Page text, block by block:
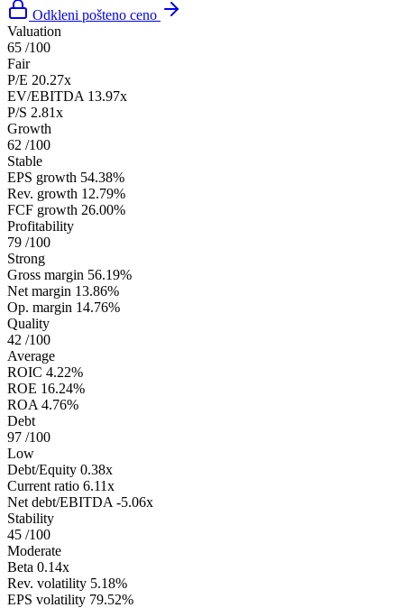
Odkleni pošteno ceno
Valuation
65 /100
Fair
P/E 20.27x
EV/EBITDA 13.97x
P/S 2.81x
Growth
62 /100
Stable
EPS growth 54.38%
Rev. growth 12.79%
FCF growth 26.00%
Profitability
79 /100
Strong
Gross margin 56.19%
Net margin 13.86%
Op. margin 14.76%
Quality
42 /100
Average
ROIC 4.22%
ROE 16.24%
ROA 4.76%
Debt
97 /100
Low
Debt/Equity 0.38x
Current ratio 6.11x
Net debt/EBITDA -5.06x
Stability
45 /100
Moderate
Beta 0.14x
Rev. volatility 5.18%
EPS volatility 79.52%